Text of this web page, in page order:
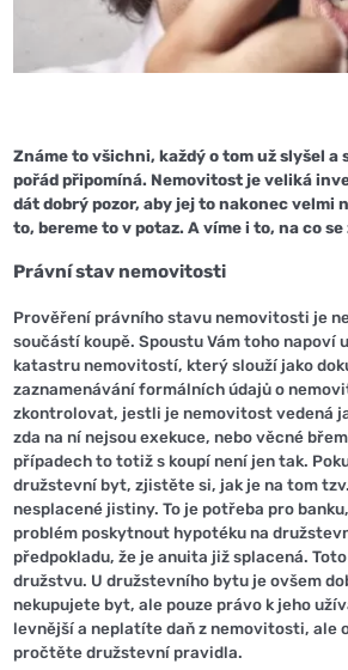
Známe to všichni, každý o tom už slyšel a
pořád připomíná. Nemovitost je veliká
dát dobrý pozor, aby jej to nakonec velmi
to, bereme to v potaz. A víme i to, na co
Právní stav nemovitosti
Prověření právního stavu nemovitosti je
součástí koupě. Spoustu Vám toho
katastru nemovitostí, který slouží jako
zaznamenávání formálních údajů o
zkontrolovat, jestli je nemovitost vedená
zda na ní nejsou exekuce, nebo věcné
případech to totiž s koupí není jen tak.
družstevní byt, zjistěte si, jak je na tom
nesplacené jistiny. To je potřeba pro
problém poskytnout hypotéku na
předpokladu, že je anuita již splacená.
družstvu. U družstevního bytu je ovšem
nekupujete byt, ale pouze právo k jeho
levnější a neplatíte daň z nemovitosti, ale
pročtěte družstevní pravidla.